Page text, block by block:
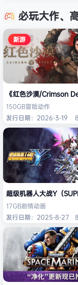
必玩大作、
新游
《红色沙漠/Crimson
150GB冒险动作
发行日期：2026-3-19
超级机器人大战Y（
17GB剧情动画
发行日期：2025-8-27